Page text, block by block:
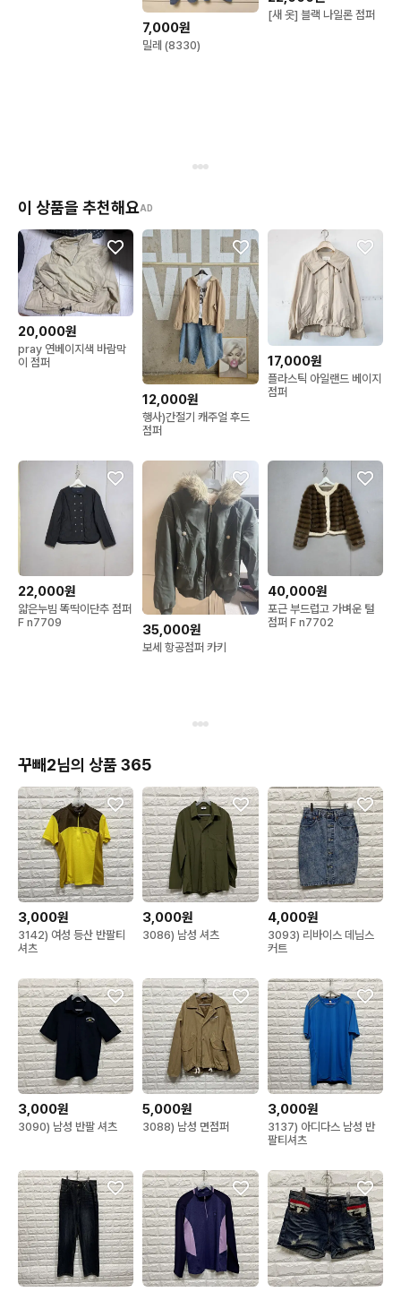
7,000원
밀레 (8330)
[새 옷] 블랙 나일론 점퍼
이 상품을 추천해요AD
20,000원
pray 연베이지색 바람막
이 점퍼
12,000원
행사)간절기 캐주얼 후드
점퍼
17,000원
플라스틱 아일랜드 베이지
점퍼
22,000원
얇은누빔 똑딱이단추 점퍼
F n7709
35,000원
보세 항공점퍼 카키
40,000원
포근 부드럽고 가벼운 털
점퍼 F n7702
꾸빼2님의 상품 365
3,000원
3142) 여성 등산 반팔티
셔츠
3,000원
3086) 남성 셔츠
4,000원
3093) 리바이스 데님스
커트
3,000원
3090) 남성 반팔 셔츠
5,000원
3088) 남성 면점퍼
3,000원
3137) 아디다스 남성 반
팔티셔츠